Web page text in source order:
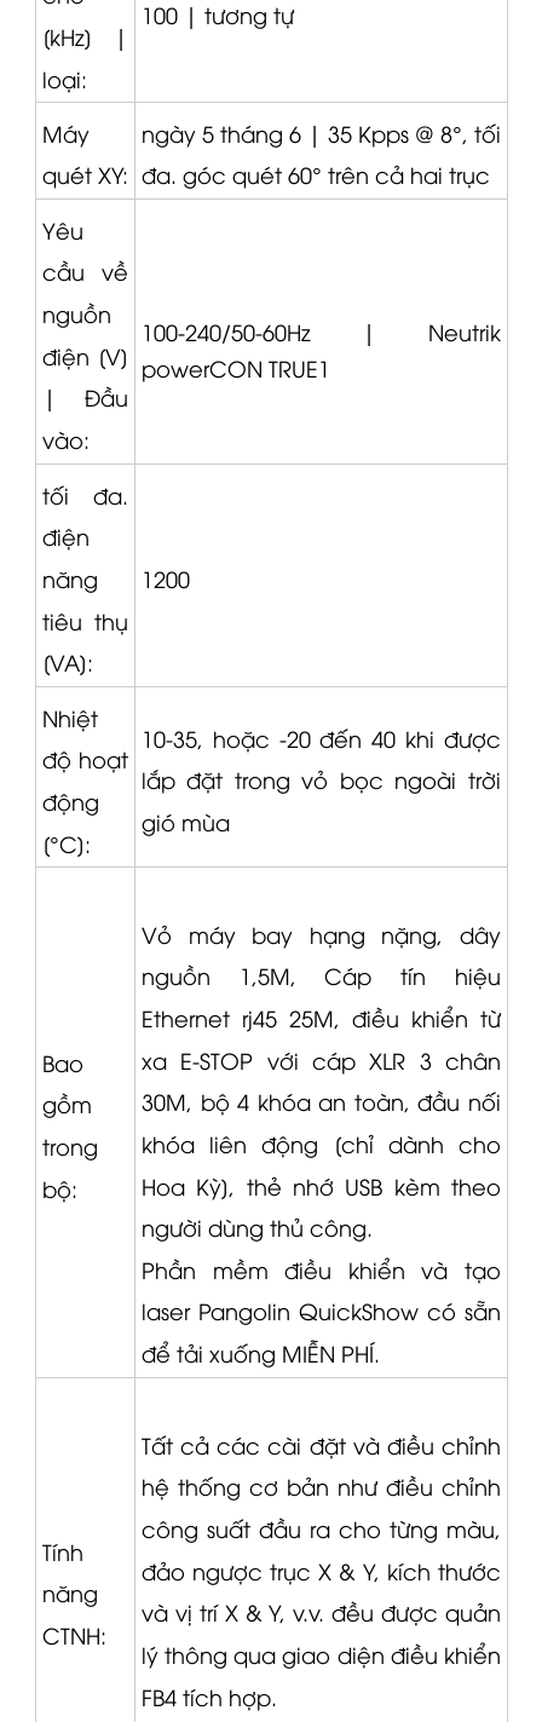
[kHz] |
loại:
100 | tương tự
Máy
quét XY:
ngày 5 tháng 6 | 35 Kpps @ 8°, tối
đa. góc quét 60° trên cả hai trục
Yêu
cầu về
nguồn
điện [V]
| Đầu
vào:
100-240/50-60Hz | Neutrik
powerCON TRUE1
tối đa.
điện
năng
tiêu thụ
[VA]:
1200
Nhiệt
độ hoạt
động
[°C]:
10-35, hoặc -20 đến 40 khi được
lắp đặt trong vỏ bọc ngoài trời
gió mùa
Bao
gồm
trong
bộ:
Vỏ máy bay hạng nặng, dây
nguồn 1,5M,Cáp tín hiệu
Ethernet rj45 25M, điều khiển từ
xa E-STOP với cápXLR 3 chân
30M, bộ 4 khóa an toàn, đầu nối
khóa liên động [chỉ dành cho
Hoa Kỳ], thẻ nhớ USB kèm theo
người dùng thủ công.
Phần mềm điều khiển và tạo
laser Pangolin QuickShow có sẵn
để tải xuống MIỄN PHÍ.
Tính
năng
CTNH:
Tất cả các cài đặt và điều chỉnh
hệ thống cơ bản như điều chỉnh
công suất đầu ra cho từng màu,
đảo ngược trục X & Y, kích thước
và vị trí X & Y, v.v. đều được quản
lý thông qua giao diện điều khiển
FB4 tích hợp.